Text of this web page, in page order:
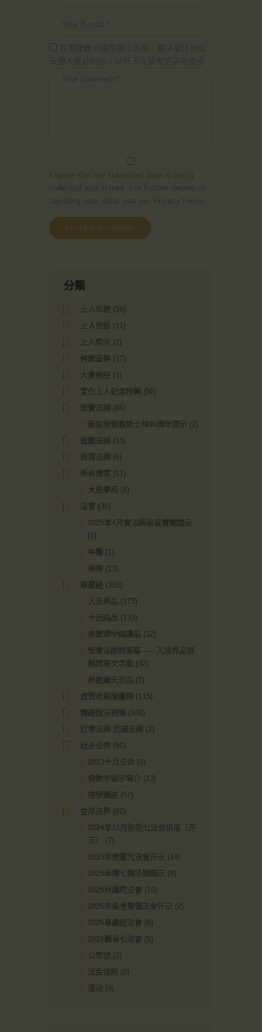
分類
上人年譜 (16)
上人法語 (11)
上人開示 (2)
佛教音樂 (17)
大乘佛经 (1)
宣化上人紀念特輯 (50)
恆實法師 (86)
新加坡佛教居士林90周年開示 (2)
恆懿法師 (15)
恆揚法師 (6)
所有博客 (61)
大悲學苑 (8)
法宴 (36)
2025年4月實法師梁皇寶懺開示
(1)
中醫 (1)
禅修 (13)
華嚴經 (392)
入法界品 (175)
十回向品 (139)
夜摩宮中偈讚品 (32)
恆實法師問答集——入法界品視
頻問答文字版 (42)
昇夜摩天宮品 (7)
虛雲老和尚畫傳
(115)
講經說法視頻
(340)
近傳法師 近威法師 (2)
近永法师
(86)
2023十月法会 (9)
佛教宇宙学简介 (13)
戒律講座 (57)
金岸法界 (82)
2024年11月弥陀七法会讲法（开
示）
(7)
2025年楞嚴咒法會开示 (14)
2025年禪七興法師開示 (9)
2025阿彌陀法會 (10)
2026年梁皇寶懺法會开示 (2)
2026華嚴經法會 (8)
2026觀音七法會 (5)
公眾號
(1)
法会法訊 (5)
活动 (4)